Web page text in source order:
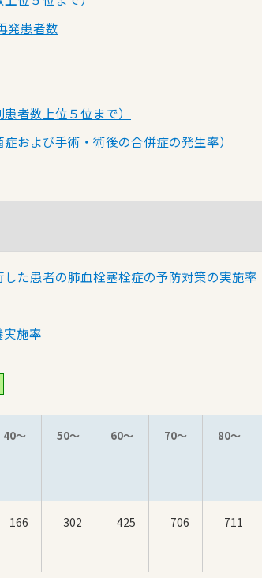
発患者数
者数上位５位まで）
および手術・術後の合併症の発生率）
た患者の肺血栓塞栓症の予防対策の実施率
施率
40～ 50～ 60～ 70～ 80～
166 302 425 706 711